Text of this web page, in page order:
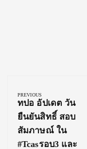
navigation
PREVIOUS
Previous
Post:
ทปอ อัปเดต วัน
ยืนยันสิทธิ์ สอบ
สัมภาษณ์ ใน
#tcasรอบ3 และ